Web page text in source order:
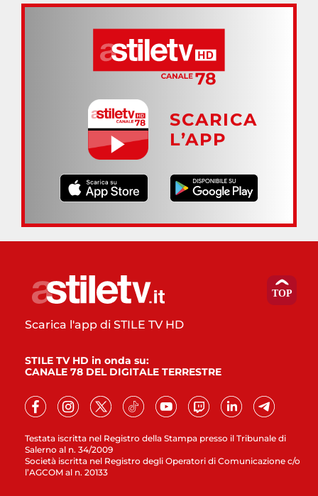
SCARICA
L’APP
Testata iscritta nel Registro della Stampa presso il Tribunale di
Salerno al n. 34/2009
Società iscritta nel Registro degli Operatori di Comunicazione c/o
l’AGCOM al n. 20133
Scarica l'app di STILE TV HD
STILE TV HD in onda su:
CANALE 78 DEL DIGITALE TERRESTRE